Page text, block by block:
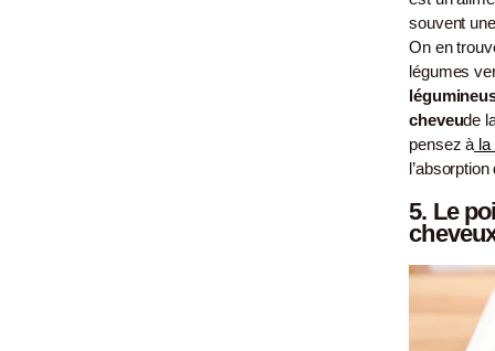
souvent
On en
légumes
cheveude
pensez à
l’absorption
5. Le